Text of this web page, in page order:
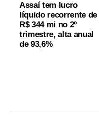
Assaí tem lucro
líquido recorrente de
R$ 344 mi no 2º
trimestre, alta anual
de 93,6%